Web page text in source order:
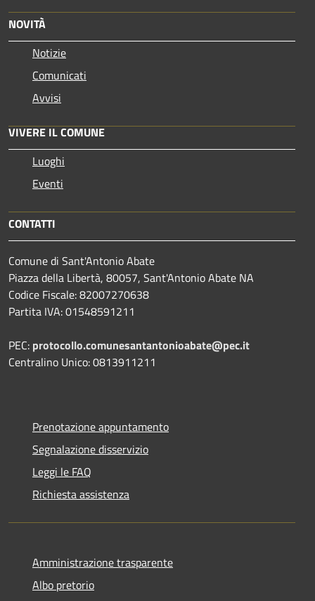
NOVITÀ
Notizie
Comunicati
Avvisi
VIVERE IL COMUNE
Luoghi
Eventi
CONTATTI
Comune di Sant'Antonio Abate
Piazza della Libertà, 80057, Sant'Antonio Abate NA
Codice Fiscale: 82007270638
Partita IVA: 01548591211
PEC: protocollo.comunesantantonioabate@pec.it
Centralino Unico: 0813911211
Prenotazione appuntamento
Segnalazione disservizio
Leggi le FAQ
Richiesta assistenza
Amministrazione trasparente
Albo pretorio